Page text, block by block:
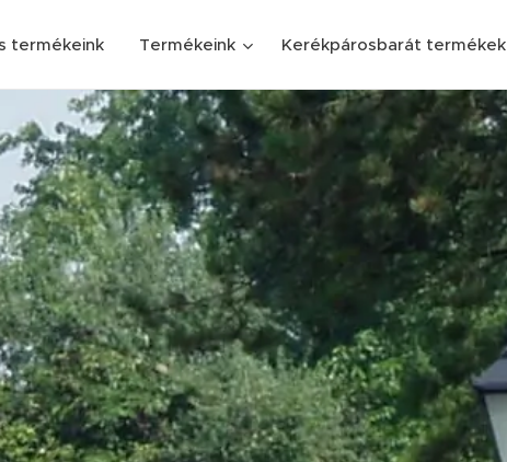
termékeink Termékeink Kerékpárosbarát termékek